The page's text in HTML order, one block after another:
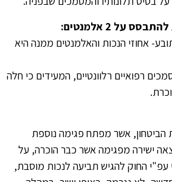
על 2 אלמנטים:
אחוזי הנכות והאלמנטים ממנה היא
רפואיים רלוונטיים, המעידים כי חלה
אשר מפתח פגימה נוספת
ישירה מפגימה אשר כבר הוכרה, על
עפ"י החוק להגיש תביעה לנכות מוסבת,